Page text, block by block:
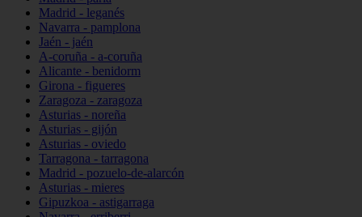
Madrid - leganés
Navarra - pamplona
Jaén - jaén
A-coruña - a-coruña
Alicante - benidorm
Girona - figueres
Zaragoza - zaragoza
Asturias - noreña
Asturias - gijón
Asturias - oviedo
Tarragona - tarragona
Madrid - pozuelo-de-alarcón
Asturias - mieres
Gipuzkoa - astigarraga